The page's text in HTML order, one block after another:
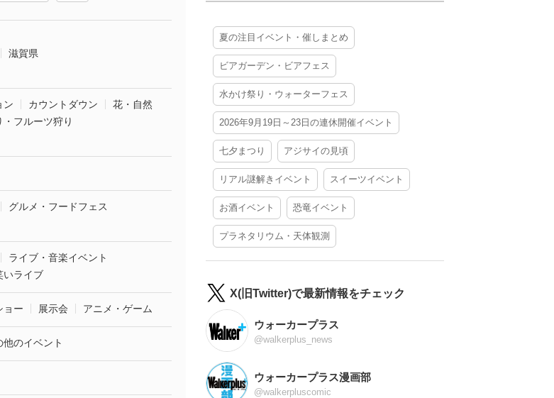
滋賀県
ン カウントダウン
花・自然
・フルーツ狩り
グルメ・フードフェス
ライブ・音楽イベント
いライブ
ョー 展示会 アニメ・ゲーム
他のイベント
夏の注目イベント・催しまとめ
ビアガーデン・ビアフェス
水かけ祭り・ウォーターフェス
2026年9月19日～23日の連休開催イベント
七夕まつり アジサイの見頃
リアル謎解きイベント スイーツイベント
お酒イベント 恐竜イベント
プラネタリウム・天体観測
X(旧Twitter)で最新情報をチェック
ウォーカープラス
@walkerplus_news
ウォーカープラス漫画部
@walkerpluscomic